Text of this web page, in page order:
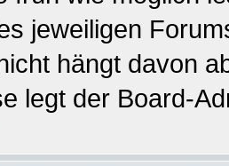
jeweiligen
hängt davon
legt der Board-